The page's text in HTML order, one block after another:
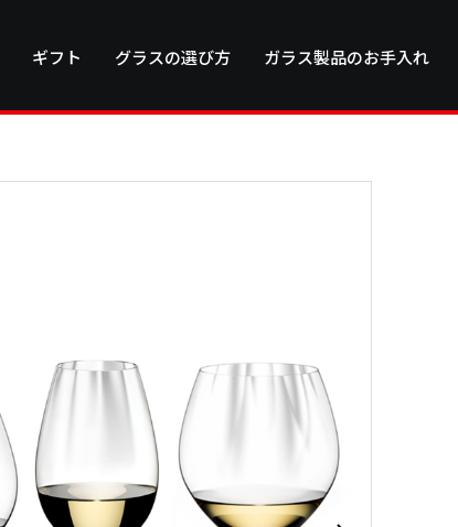
ギフト グラスの選び方 ガラス製品のお手入れ